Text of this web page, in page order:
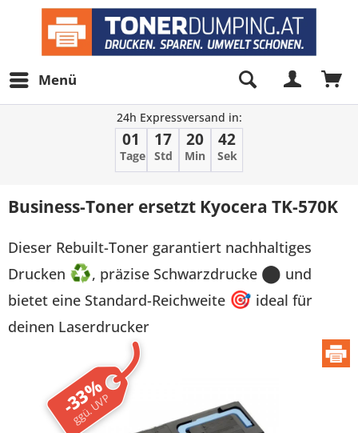
Menü
24h Expressversand in:
01
Tage
17
Std
20
Min
42
Sek
Business-Toner ersetzt Kyocera TK-570K
Dieser Rebuilt-Toner garantiert nachhaltiges
Drucken ♻, präzise Schwarzdrucke ⬤ und
bietet eine Standard-Reichweite 🎯 ideal für
deinen Laserdrucker
-33%
ggü. UVP